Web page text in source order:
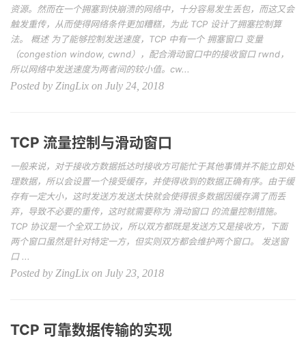
资源。然而在一个拥塞到快崩溃的网络中，十分容易发生丢包，而这又会
触发重传，从而使得网络条件更加糟糕，为此 TCP 设计了拥塞控制算
法。 概述 为了能够控制发送速度，TCP 中有一个 拥塞窗口 变量
（congestion window, cwnd），配合滑动窗口中的接收窗口 rwnd，
所以网络中发送速度为两者间的较小值。cw...
Posted by ZingLix on July 24, 2018
TCP 流量控制与滑动窗口
一般来说，对于接收方数据抵达时接收方可能忙于其他事情并不能立即处
理数据，所以会设置一个接受缓存，并使得收到的数据正确有序。由于缓
存有一定大小，这时发送方发送太快就会使得很多数据因缓存满了而丢
弃，导致不必要的重传，这时就需要称为 滑动窗口 的流量控制措施。
TCP 协议是一个全双工协议，所以双方都既是发送方又是接收方，下面
两个窗口虽然是针对特定一方，但实则双方都会维护两个窗口。 发送窗
口 ...
Posted by ZingLix on July 23, 2018
TCP 可靠数据传输的实现